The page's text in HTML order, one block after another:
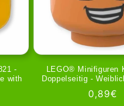
-
with
LEGO® Minifiguren
Doppelseitig -
Regular
0,89€